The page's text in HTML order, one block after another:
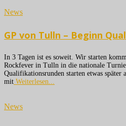
News
GP von Tulln – Beginn
In 3 Tagen ist es soweit. Wir starten
Rockfever in Tulln in die nationale
Qualifikationsrunden starten etwas später
mit Weiterlesen...
News